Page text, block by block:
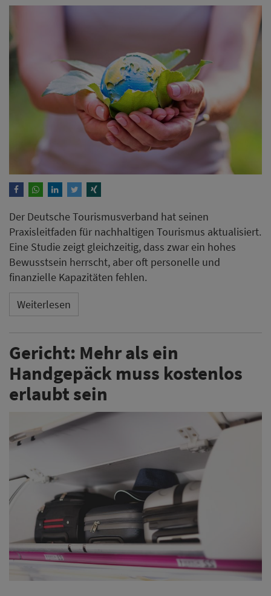
Der Deutsche Tourismusverband hat seinen
Praxisleitfaden für nachhaltigen Tourismus aktualisiert.
Eine Studie zeigt gleichzeitig, dass zwar ein hohes
Bewusstsein herrscht, aber oft personelle und
finanzielle Kapazitäten fehlen.
Weiterlesen
Gericht: Mehr als ein
Handgepäck muss kostenlos
erlaubt sein